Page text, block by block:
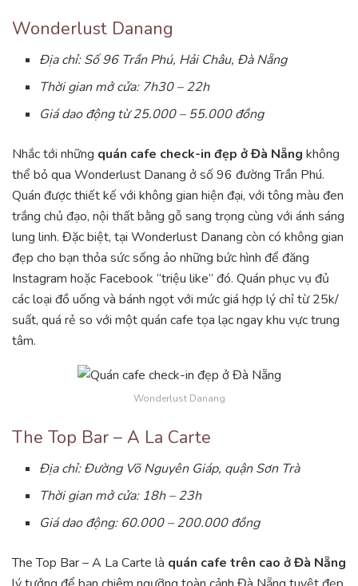
Wonderlust Danang
Địa chỉ: Số 96 Trần Phú, Hải Châu, Đà Nẵng
Thời gian mở cửa: 7h30 – 22h
Giá dao động từ 25.000 – 55.000 đồng
Nhắc tới những quán cafe check-in đẹp ở Đà Nẵng không
thể bỏ qua Wonderlust Danang ở số 96 đường Trần Phú.
Quán được thiết kế với không gian hiện đại, với tông màu đen
trắng chủ đạo, nội thất bằng gỗ sang trọng cùng với ánh sáng
lung linh. Đặc biệt, tại Wonderlust Danang còn có không gian
đẹp cho bạn thỏa sức sống ảo những bức hình để đăng
Instagram hoặc Facebook “triệu like” đó. Quán phục vụ đủ
các loại đồ uống và bánh ngọt với mức giá hợp lý chỉ từ 25k/
suất, quá rẻ so với một quán cafe tọa lạc ngay khu vực trung
tâm.
Wonderlust Danang
The Top Bar – A La Carte
Địa chỉ: Đường Võ Nguyên Giáp, quận Sơn Trà
Thời gian mở cửa: 18h – 23h
Giá dao động: 60.000 – 200.000 đồng
The Top Bar – A La Carte là quán cafe trên cao ở Đà Nẵng